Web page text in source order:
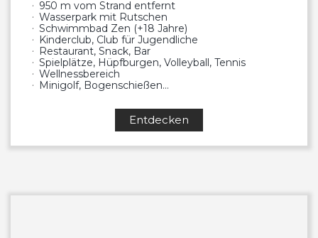
950 m vom Strand entfernt
Wasserpark mit Rutschen
Schwimmbad Zen (+18 Jahre)
Kinderclub, Club für Jugendliche
Restaurant, Snack, Bar
Spielplätze, Hüpfburgen, Volleyball, Tennis
Wellnessbereich
Minigolf, Bogenschießen…
Entdecken